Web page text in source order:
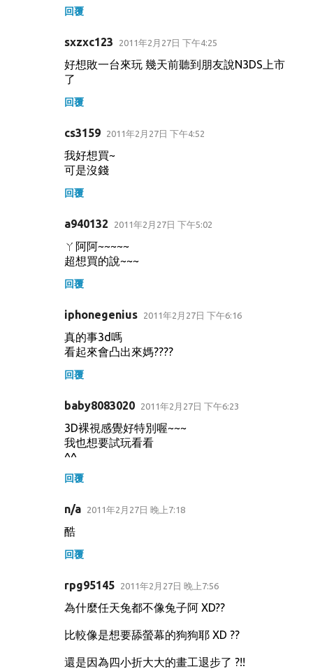
回覆
sxzxc123 2011年2月27日 下午4:25
好想敗一台來玩 幾天前聽到朋友說N3DS上市
了
回覆
cs3159 2011年2月27日 下午4:52
我好想買~
可是沒錢
回覆
a940132 2011年2月27日 下午5:02
ㄚ阿阿~~~~~
超想買的說~~~
回覆
iphonegenius 2011年2月27日 下午6:16
真的事3d嗎
看起來會凸出來媽????
回覆
baby8083020 2011年2月27日 下午6:23
3D裸視感覺好特別喔~~~
我也想要試玩看看
^^
回覆
n/a 2011年2月27日 晚上7:18
酷
回覆
rpg95145 2011年2月27日 晚上7:56
為什麼任天兔都不像兔子阿 XD??
比較像是想要舔螢幕的狗狗耶 XD ??
還是因為四小折大大的畫工退步了 ?!!